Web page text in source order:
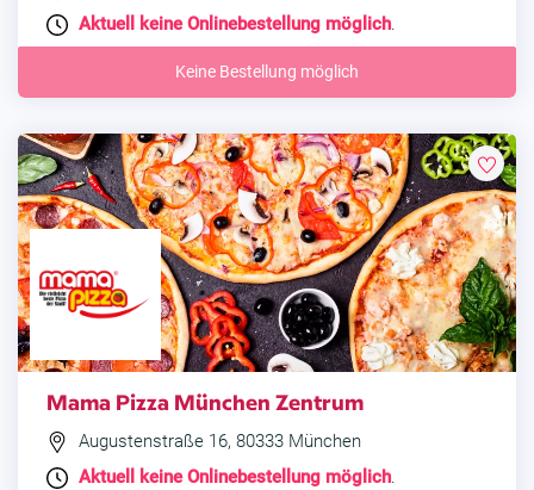
Aktuell keine Onlinebestellung möglich.
Keine Bestellung möglich
Mama Pizza München Zentrum
Augustenstraße 16, 80333 München
Aktuell keine Onlinebestellung möglich.